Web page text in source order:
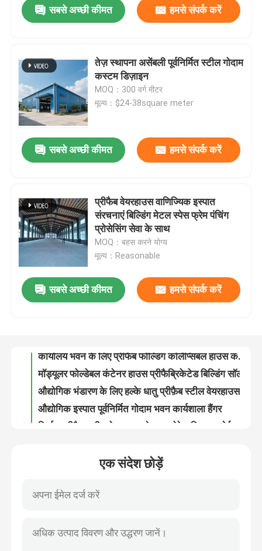
घर
उत्पादों
हमारे बारे में
गुणवत्ता नियंत्रण
संपर्क करें
सबसे अच्छी कीमत हमसे संपर्क करें
तेज़ स्थापना असेंबली पूर्वनिर्मित स्टील गोदाम
कस्टम डिज़ाइन
MOQ：300 वर्ग मीटर
मूल्य：$24-38square meter
सबसे अच्छी कीमत हमसे संपर्क करें
प्रीफैब वेयरहाउस वाणिज्यिक इस्पात
संरचनाएं बिल्डिंग मेटल स्पेस फ्रेम पंचिंग
प्रोसेसिंग सेवा के साथ
MOQ：बहस करने योग्य
मूल्य：Reasonable
सबसे अच्छी कीमत हमसे संपर्क करें
इंसुलेटेड स्टील प्रीफैब फोल्डिंग कंटेनर हाउस कोलैप्सिबल कंटेनर होम
औद्योगिक इस्पात पूर्वनिर्मित गोदाम भवन कार्यशाला हैंगर
निर्माण प्रीफ़ैब स्टील वेयरहाउस मेटल स्टोरेज सिस्टम ओईएम
एक संदेश छोड़ें